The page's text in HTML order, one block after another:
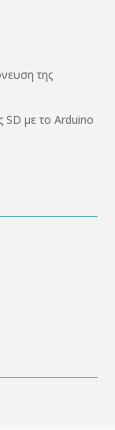
της
SD με το Arduino